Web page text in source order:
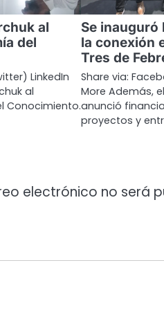
al
del
LinkedIn
al
Conocimiento.
Se inauguró
la conexión
Tres de
Share via:
More Además,
anunció
proyectos y
electrónico no será